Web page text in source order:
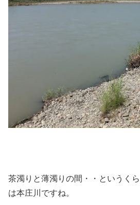
茶濁りと薄濁りの間・・というく
は本庄川ですね。